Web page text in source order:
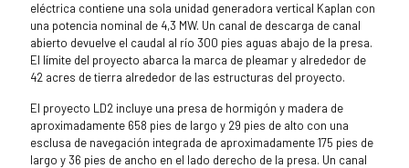
eléctrica contiene una sola unidad generadora vertical Kaplan con
una potencia nominal de 4,3 MW. Un canal de descarga de canal
abierto devuelve el caudal al río 300 pies aguas abajo de la presa.
El límite del proyecto abarca la marca de pleamar y alrededor de
42 acres de tierra alrededor de las estructuras del proyecto.
El proyecto LD2 incluye una presa de hormigón y madera de
aproximadamente 658 pies de largo y 29 pies de alto con una
esclusa de navegación integrada de aproximadamente 175 pies de
largo y 36 pies de ancho en el lado derecho de la presa. Un canal